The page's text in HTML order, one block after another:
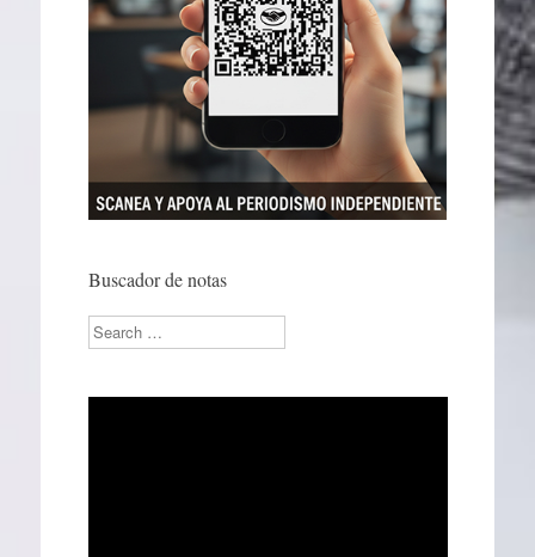
Buscador de notas
Search